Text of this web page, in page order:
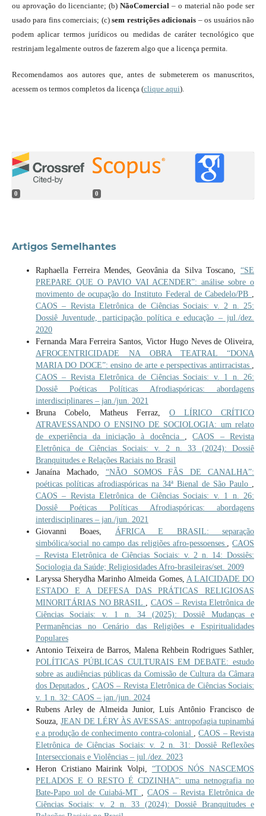
ou aprovação do licenciante; (b)NãoComercial – o material não pode ser
usado para fins comerciais; (c)sem restrições adicionais – os usuários não
podem aplicar termos jurídicos ou medidas de caráter tecnológico que
restrinjam legalmente outros de fazerem algo que a licença permita.
Recomendamos aos autores que, antes de submeterem os manuscritos,
acessem os termos completos da licença (clique aqui).
0 0
Artigos Semelhantes
Raphaella Ferreira Mendes, Geovânia da Silva Toscano,“SE
PREPARE QUE O PAVIO VAI ACENDER”: análise sobre o
movimento de ocupação do Instituto Federal de Cabedelo/PB
CAOS – Revista Eletrônica de Ciências Sociais: v. 2 n. 25:
Dossiê Juventude, participação política e educação – jul./dez.
2020
Fernanda Mara Ferreira Santos, Victor Hugo Neves de Oliveira,
AFROCENTRICIDADE NA OBRA TEATRAL “DONA
MARIA DO DOCE”: ensino de arte e perspectivas antirracistas
CAOS – Revista Eletrônica de Ciências Sociais: v. 1 n. 26:
Dossiê Poéticas Políticas Afrodiaspóricas: abordagens
interdisciplinares – jan./jun. 2021
Bruna Cobelo, Matheus Ferraz,O LÍRICO CRÍTICO
ATRAVESSANDO O ENSINO DE SOCIOLOGIA: um relato
de experiência da iniciação à docência
,CAOS – Revista
Eletrônica de Ciências Sociais: v. 2 n. 33 (2024): Dossiê
Branquitudes e Relações Raciais no Brasil
Janaína Machado, “NÃO SOMOS FÃS DE CANALHA”:
poéticas políticas afrodiaspóricas na 34ª Bienal de São Paulo
CAOS – Revista Eletrônica de Ciências Sociais: v. 1 n. 26:
Dossiê Poéticas Políticas Afrodiaspóricas: abordagens
interdisciplinares – jan./jun. 2021
Giovanni Boaes, ÁFRICA E BRASIL: separação
simbólica/social no campo das religiões afro-pessoenses
,CAOS
– Revista Eletrônica de Ciências Sociais: v. 2 n. 14: Dossiês:
Sociologia da Saúde; Religiosidades Afro-brasileiras/set. 2009
Laryssa Sherydha Marinho Almeida Gomes, A LAICIDADE DO
ESTADO E A DEFESA DAS PRÁTICAS RELIGIOSAS
MINORITÁRIAS NO BRASIL
CAOS – Revista Eletrônica de
Ciências Sociais: v. 1 n. 34 (2025): Dossiê Mudanças e
Permanências no Cenário das Religiões e Espiritualidades
Populares
Antonio Teixeira de Barros, Malena Rehbein Rodrigues Sathler,
POLÍTICAS PÚBLICAS CULTURAIS EM DEBATE: estudo
sobre as audiências públicas da Comissão de Cultura da Câmara
dos Deputados
CAOS – Revista Eletrônica de Ciências Sociais:
v. 1 n. 32: CAOS – jan./jun. 2024
Rubens Arley de Almeida Junior, Luís Antônio Francisco de
Souza,JEAN DE LÉRY ÀS AVESSAS: antropofagia tupinambá
e a produção de conhecimento contra-colonial
,CAOS – Revista
Eletrônica de Ciências Sociais: v. 2 n. 31: Dossiê Reflexões
Interseccionais e Violências – jul./dez. 2023
Heron Cristiano Mairink Volpi, “TODOS NÓS NASCEMOS
PELADOS E O RESTO É CDZINHA”: uma netnografia no
Bate-Papo uol de Cuiabá-MT
,CAOS – Revista Eletrônica de
Ciências Sociais: v. 2 n. 33 (2024): Dossiê Branquitudes e